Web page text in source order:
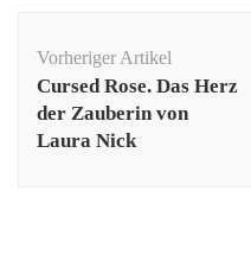
Vorheriger Artikel
Cursed Rose. Das Herz
der Zauberin von
Laura Nick